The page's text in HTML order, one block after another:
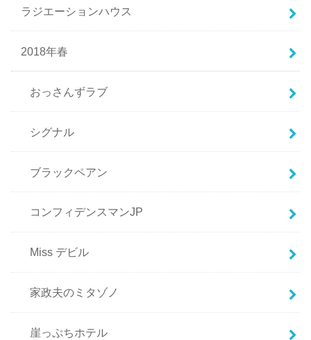
ラジエーションハウス
2018年春
おっさんずラブ
シグナル
ブラックペアン
コンフィデンスマンJP
Miss デビル
家政夫のミタゾノ
崖っぷちホテル